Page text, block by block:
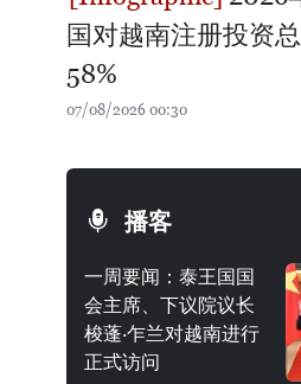
国对越南注册投资
58%
07/08/2026 00:30
播客
一周要闻：泰王国国
会主席、下议院议长
梭蓬·乍兰对越南进行
正式访问